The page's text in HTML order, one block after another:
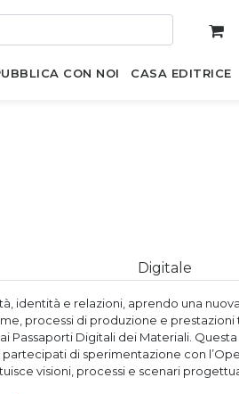
CON NOI CASA EDITRICE
Digitale
identità e relazioni, aprendo una
processi di produzione e
Passaporti Digitali dei Materiali.
di sperimentazione con
visioni, processi e scenari